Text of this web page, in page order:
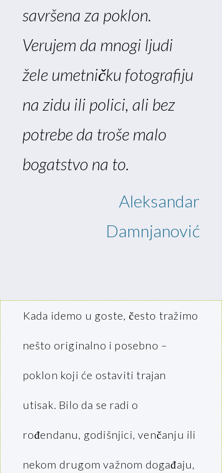
savršena za poklon.
Verujem da mnogi ljudi
žele umetničku fotografiju
na zidu ili polici, ali bez
potrebe da troše malo
bogatstvo na to.
Aleksandar
Damnjanović
Kada idemo u goste, često tražimo
nešto originalno i posebno –
poklon koji će ostaviti trajan
utisak. Bilo da se radi o
rođendanu, godišnjici, venčanju ili
nekom drugom važnom događaju,